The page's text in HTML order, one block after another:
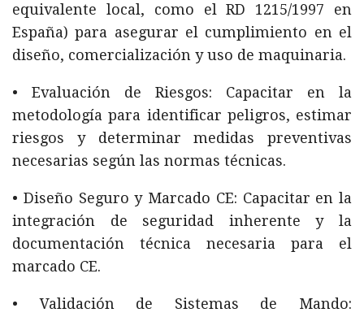
equivalente local, como el RD 1215/1997 en
España) para asegurar el cumplimiento en el
diseño, comercialización y uso de maquinaria.
• Evaluación de Riesgos: Capacitar en la
metodología para identificar peligros, estimar
riesgos y determinar medidas preventivas
necesarias según las normas técnicas.
• Diseño Seguro y Marcado CE: Capacitar en la
integración de seguridad inherente y la
documentación técnica necesaria para el
marcado CE.
• Validación de Sistemas de Mando: